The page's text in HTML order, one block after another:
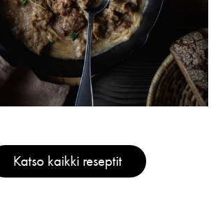
Katso kaikki reseptit